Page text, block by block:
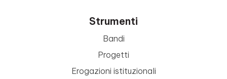
Strumenti
Bandi
Progetti
Erogazioni istituzionali